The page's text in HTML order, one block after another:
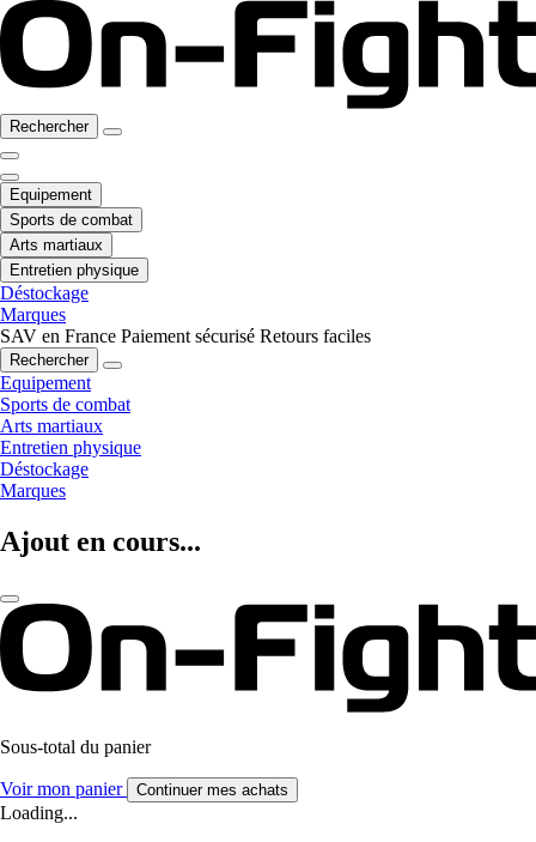
Rechercher
Equipement
Sports de combat
Arts martiaux
Entretien physique
Déstockage
Marques
SAV en France Paiement sécurisé Retours faciles
Rechercher
Equipement
Sports de combat
Arts martiaux
Entretien physique
Déstockage
Marques
Ajout en cours...
Sous-total du panier
Voir mon panier Continuer mes achats
Loading...